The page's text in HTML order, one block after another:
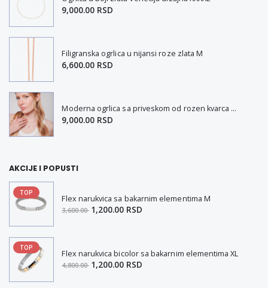
9,000.00 RSD
Filigranska ogrlica u nijansi roze zlata M
6,600.00 RSD
Moderna ogrlica sa priveskom od rozen kvarca M-XL
9,000.00 RSD
AKCIJE I POPUSTI
TOP
Flex narukvica sa bakarnim elementima M
3,600.00 1,200.00 RSD
TOP
Flex narukvica bicolor sa bakarnim elementima XL
4,800.00 1,200.00 RSD